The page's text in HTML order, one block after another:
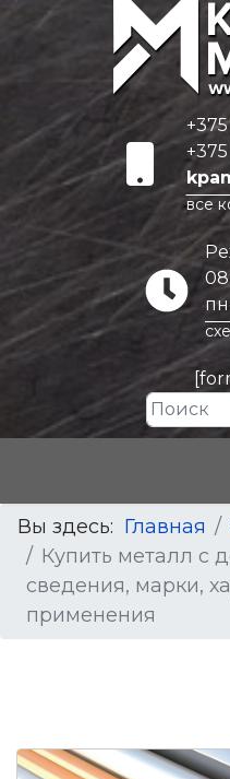
все
Вы здесь: Главная
Купить металл с
сведения, марки,
применения